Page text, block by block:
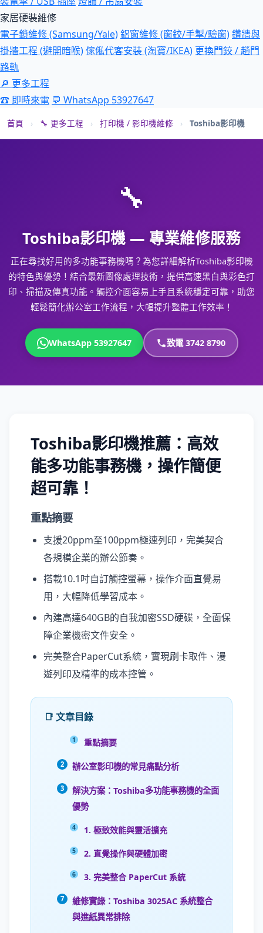
家居硬裝維修
電子鎖維修 (Samsung/Yale)鋁窗維修 (窗鉸/手掣/驗窗)鑽牆與
掛牆工程 (避開暗喉)傢俬代客安裝 (淘寶/IKEA) 更換門鉸 / 趟門
路軌
🔎 更多工程
☎ 即時來電 💬 WhatsApp 53927647
首頁 › 🔧 更多工程 › 打印機 / 影印機維修 › Toshiba影印機
🔧
Toshiba影印機 — 專業維修服務
正在尋找好用的多功能事務機嗎？為您詳細解析Toshiba影印機
的特色與優勢！結合最新圖像處理技術，提供高速黑白與彩色打
印、掃描及傳真功能。觸控介面容易上手且系統穩定可靠，助您
輕鬆簡化辦公室工作流程，大幅提升整體工作效率！
WhatsApp 53927647 致電 3742 8790
Toshiba影印機推薦：高效
能多功能事務機，操作簡便
超可靠！
重點摘要
支援20ppm至100ppm極速列印，完美契合
各規模企業的辦公節奏。
搭載10.1吋自訂觸控螢幕，操作介面直覺易
用，大幅降低學習成本。
內建高達640GB的自我加密SSD硬碟，全面保
障企業機密文件安全。
完美整合PaperCut系統，實現刷卡取件、漫
遊列印及精準的成本控管。
📑 文章目錄
重點摘要
辦公室影印機的常見痛點分析
解決方案：Toshiba多功能事務機的全面
優勢
1. 極致效能與靈活擴充
2. 直覺操作與硬體加密
3. 完美整合 PaperCut 系統
維修實錄：Toshiba 3025AC 系統整合
與進紙異常排除